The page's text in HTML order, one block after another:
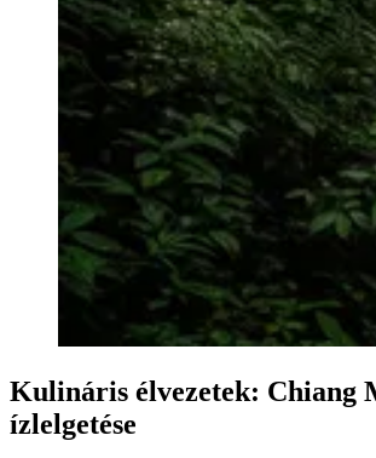
Kulináris élvezetek: Chiang
ízlelgetése